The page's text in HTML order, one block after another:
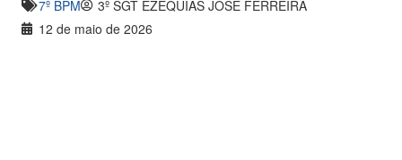
7º BPM
3º SGT EZEQUIAS JOSÉ FERREIRA
12 de maio de 2026